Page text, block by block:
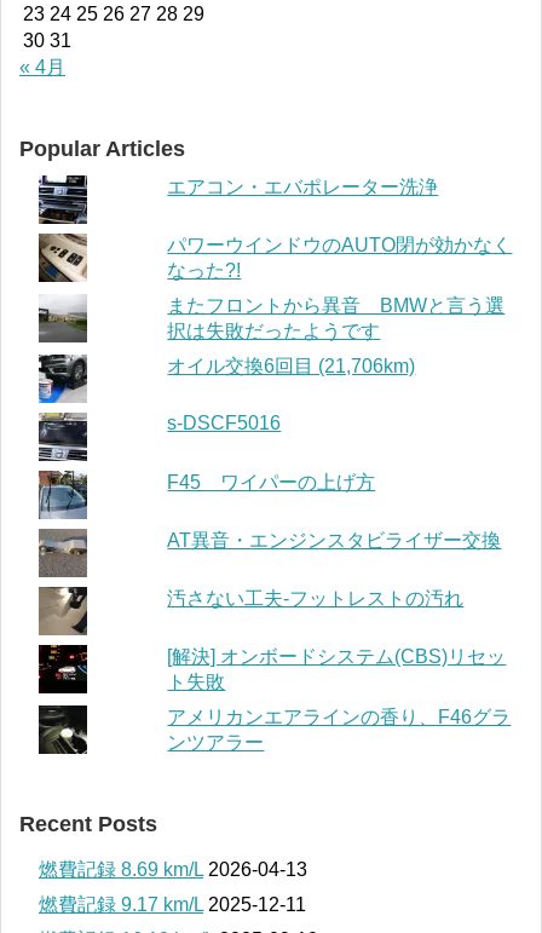
23 24 25 26 27 28 29
30 31
« 4月
Popular Articles
エアコン・エバポレーター洗浄
パワーウインドウのAUTO閉が効かなく
なった?!
またフロントから異音 BMWと言う選
択は失敗だったようです
オイル交換6回目 (21,706km)
s-DSCF5016
F45 ワイパーの上げ方
AT異音・エンジンスタビライザー交換
汚さない工夫-フットレストの汚れ
[解決] オンボードシステム(CBS)リセッ
ト失敗
アメリカンエアラインの香り、F46グラ
ンツアラー
Recent Posts
燃費記録 8.69 km/L 2026-04-13
燃費記録 9.17 km/L 2025-12-11